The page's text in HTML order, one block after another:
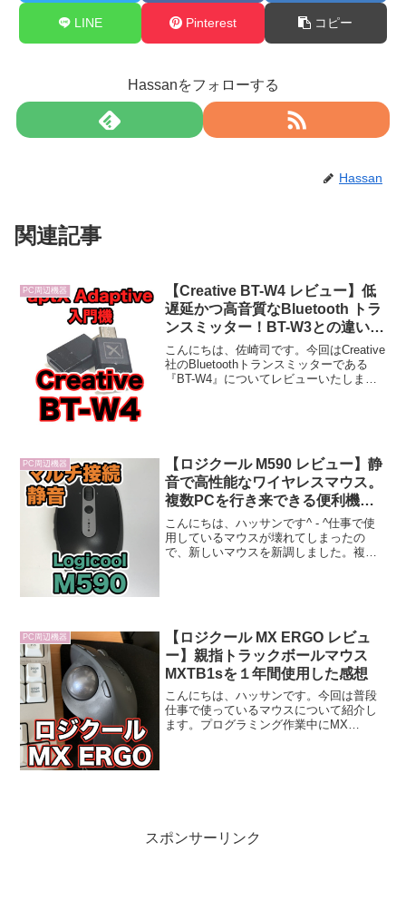
LINE Pinterest コピー
Hassanをフォローする
Hassan
関連記事
PC周辺機器
【Creative BT-W4 レビュー】低
遅延かつ高音質なBluetooth トラ
ンスミッター！BT-W3との違いも
検証しました！！
こんにちは、佐崎司です。今回はCreative
社のBluetoothトランスミッターである
『BT-W4』についてレビューいたしま
PC周辺機器
【ロジクール M590 レビュー】静
音で高性能なワイヤレスマウス。
複数PCを行き来できる便利機能
を搭載！
こんにちは、ハッサンです^ - ^仕事で使
用しているマウスが壊れてしまったの
で、新しいマウスを新調しました。複数
PC周辺機器
【ロジクール MX ERGO レビュ
ー】親指トラックボールマウス
MXTB1sを１年間使用した感想
こんにちは、ハッサンです。今回は普段
仕事で使っているマウスについて紹介し
ます。プログラミング作業中にMX
スポンサーリンク